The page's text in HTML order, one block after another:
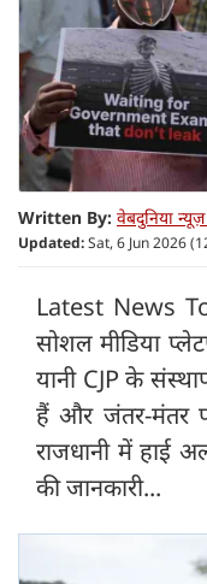
Written By: वेबदुनिया
Updated:Sat, 6 Jun 2026
Latest News
सोशल मीडिया
यानी CJP के
हैं और जंतर-मंतर पर
राजधानी में हाई
की जानकारी...